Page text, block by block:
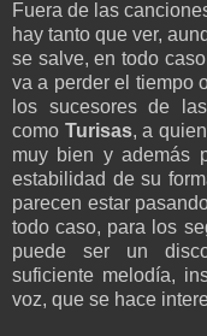
Fuera de las
hay tanto que ver,
se salve, en todo
va a perder el tiempo
los sucesores de
como Turisas, a
muy bien y además
estabilidad de su
parecen estar
todo caso, para los
puede ser un
suficiente melodía,
voz, que se hace